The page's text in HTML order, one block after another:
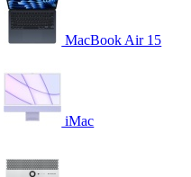
MacBook Air 15
iMac